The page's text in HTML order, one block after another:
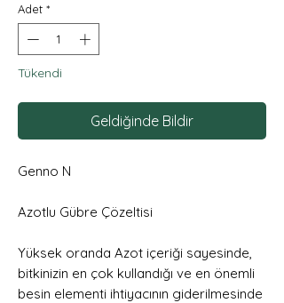
Adet *
Tükendi
Geldiğinde Bildir
Genno N
Azotlu Gübre Çözeltisi
Yüksek oranda Azot içeriği sayesinde,
bitkinizin en çok kullandığı ve en önemli
besin elementi ihtiyacının giderilmesinde